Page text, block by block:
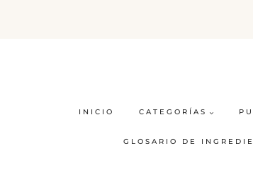
INICIO CATEGORÍAS
GLOSARIO DE